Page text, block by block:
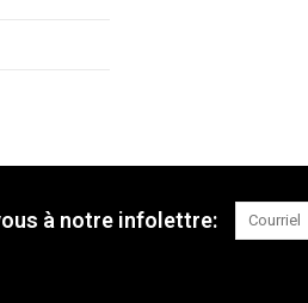
à notre infolettre: